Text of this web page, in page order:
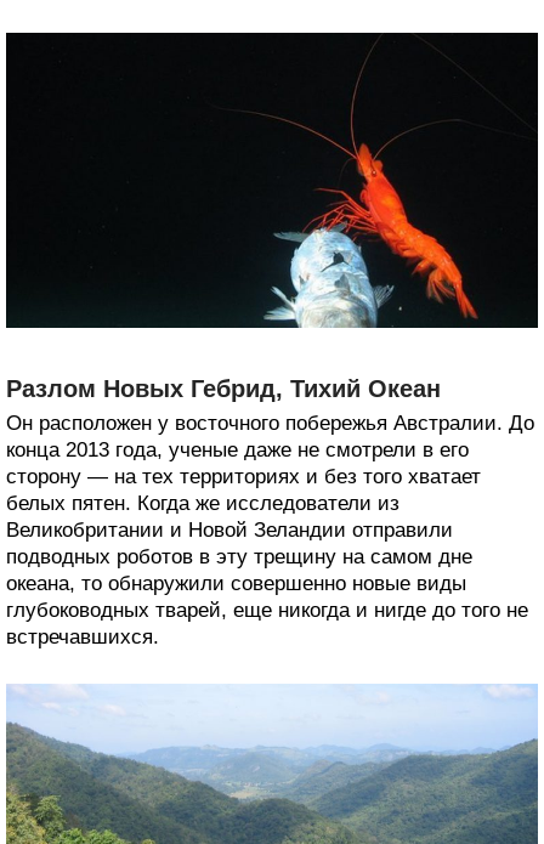
Разлом Новых Гебрид, Тихий Океан
Он расположен у восточного побережья Австралии. До
конца 2013 года, ученые даже не смотрели в его
сторону — на тех территориях и без того хватает
белых пятен. Когда же исследователи из
Великобритании и Новой Зеландии отправили
подводных роботов в эту трещину на самом дне
океана, то обнаружили совершенно новые виды
глубоководных тварей, еще никогда и нигде до того не
встречавшихся.